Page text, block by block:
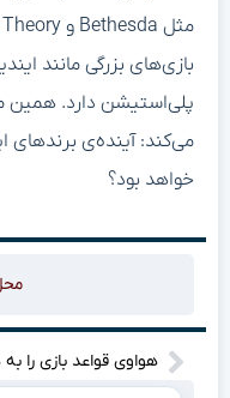
پلی‌استیشن دارد.
می‌کند: آینده‌ی
خواهد بود؟